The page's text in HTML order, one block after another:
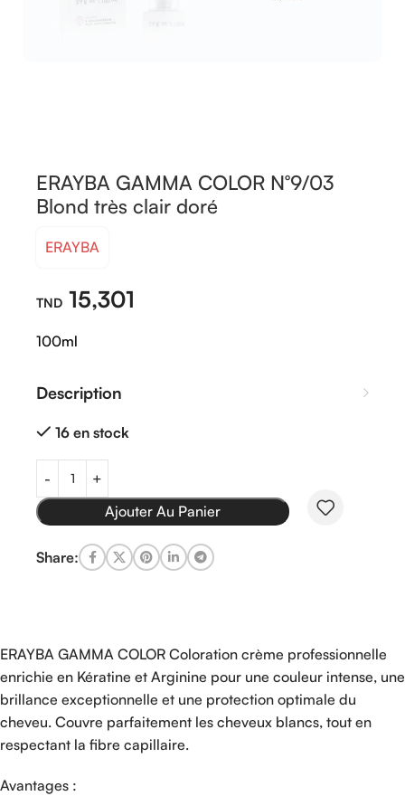
ERAYBA GAMMA COLOR N°9/03
Blond très clair doré
ERAYBA
15,301
100ml
Description
16 en stock
Ajouter Au Panier
Share:
ERAYBA GAMMA COLOR Coloration crème professionnelle
enrichie en Kératine et Arginine pour une couleur intense, une
brillance exceptionnelle et une protection optimale du
cheveu. Couvre parfaitement les cheveux blancs, tout en
respectant la fibre capillaire.
Avantages :